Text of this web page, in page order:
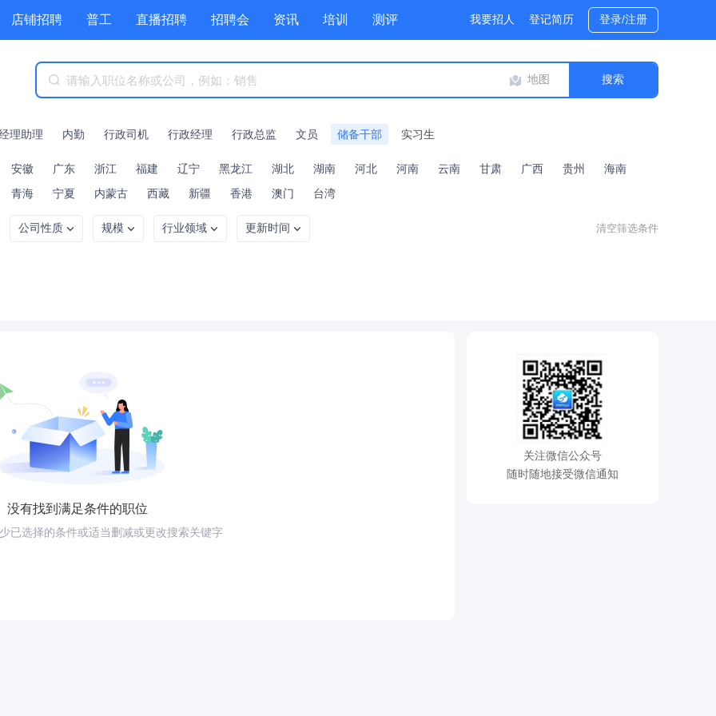
店铺招聘 普工 直播招聘 招聘会 资讯 培训 测评
商城 附近职位 工具箱 赏金招聘
我要招人 登记简历 登录/注册
地图
理助理 内勤 行政司机 行政经理 行政总监 文员 储备干部 实习生
安徽 广东 浙江 福建 辽宁 黑龙江 湖北 湖南 河北 河南 云南 甘肃 广西 贵州
海南
青海 宁夏 内蒙古 西藏 新疆 香港 澳门 台湾
公司性质 规模 行业领域 更新时间 清空筛选条件
没有找到满足条件的职位
已选择的条件或适当删减或更改搜索关键字
关注微信公众号
随时随地接受微信通知